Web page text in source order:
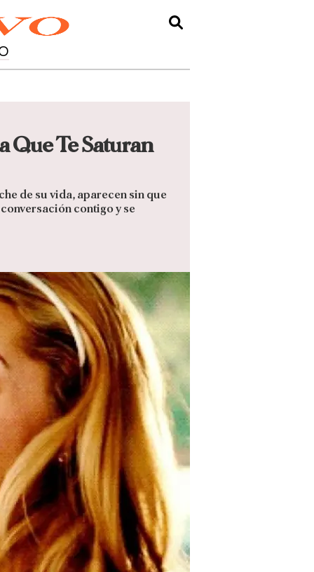
Que Te Saturan
de su vida, aparecen sin que
contigo y se